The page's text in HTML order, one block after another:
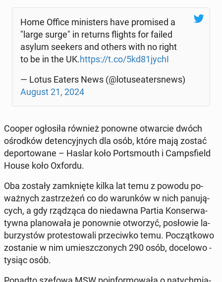
Home Office mi­ni­sters have pro­mi­sed a
"large surge" in returns flights for failed
asylum seekers and others with no right
to be in the UK.https://t.co/5kd81jychI
— Lotus Eaters News (@lo­tu­se­ater­snews)
August 21, 2024
Cooper ogło­si­ła również ponowne otwar­cie dwóch
ośrod­ków de­ten­cyj­nych dla osób, które mają zostać
de­por­to­wa­ne – Haslar koło Por­ts­mouth i Camps­field
House koło Oxfordu.
Oba zostały za­mknię­te kilka lat temu z powodu po­
waż­nych za­strze­żeń co do wa­run­ków w nich pa­nu­ją­
cych, a gdy rzą­dzą­ca do nie­daw­na Partia Kon­ser­wa­
tyw­na pla­no­wa­ła je po­now­nie otwo­rzyć, po­sło­wie la­
bu­rzy­stów pro­te­sto­wa­li prze­ciw­ko temu. Po­cząt­ko­wo
zo­sta­nie w nim umiesz­czo­nych 290 osób, do­ce­lo­wo -
tysiąc osób.